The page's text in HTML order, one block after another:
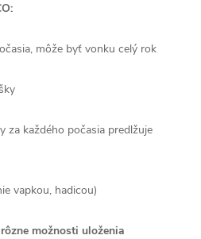
môže byť vonku celý rok
za každého počasia predlžuje
vapkou, hadicou)
možnosti uloženia